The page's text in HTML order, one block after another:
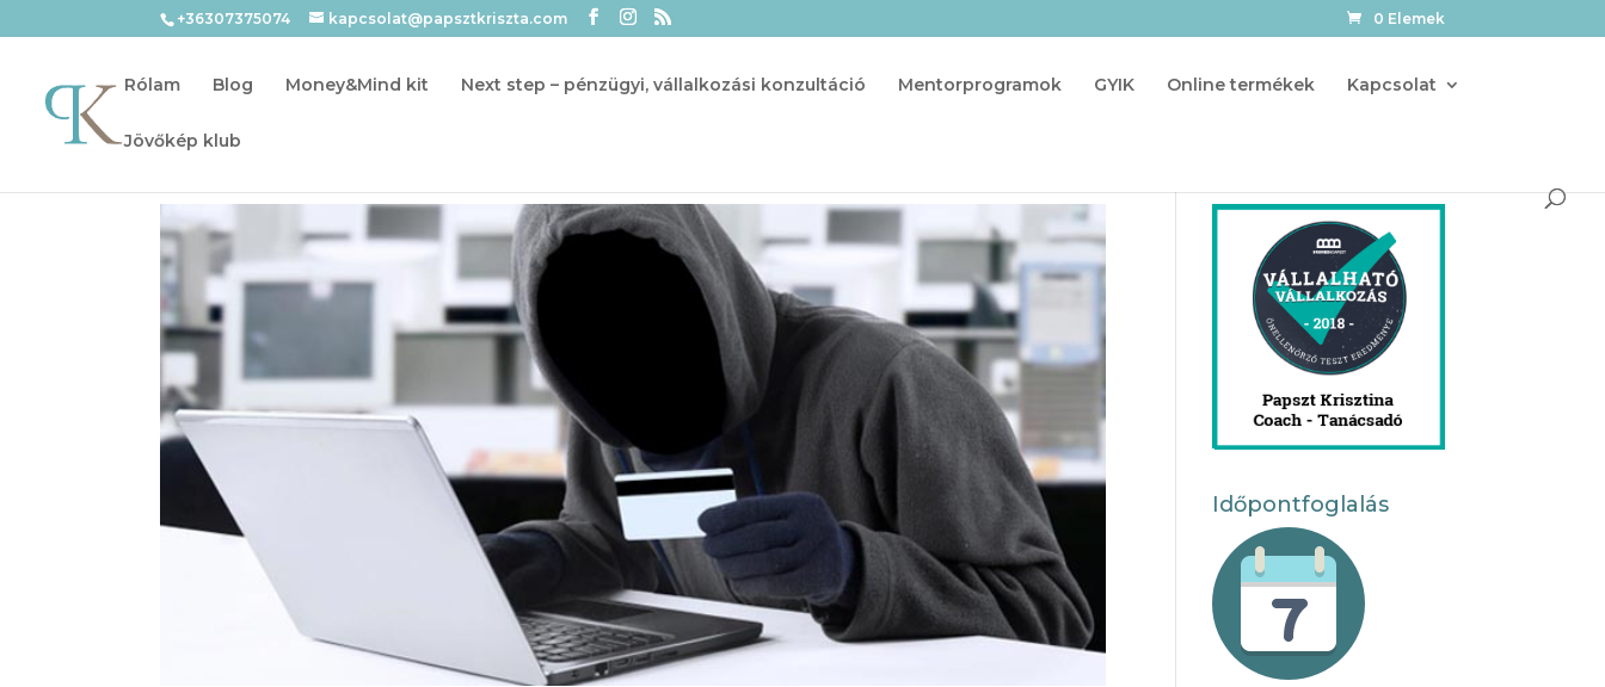
+36307375074 kapcsolat@papsztkriszta.com 0 Elemek
Rólam Blog Money&Mind kit Next step – pénzügyi, vállalkozási konzultáció Mentorprogramok GYIK Online termékek Kapcsolat
Jövőkép klub
Időpontfoglalás